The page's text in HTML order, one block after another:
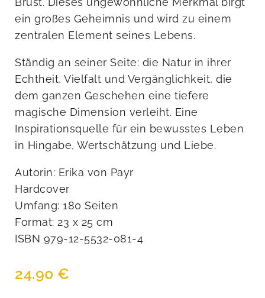
ein großes Geheimnis und wird zu einem
zentralen Element seines Lebens.
Ständig an seiner Seite: die Natur in ihrer
Echtheit, Vielfalt und Vergänglichkeit, die
dem ganzen Geschehen eine tiefere
magische Dimension verleiht. Eine
Inspirationsquelle für ein bewusstes Leben
in Hingabe, Wertschätzung und Liebe.
Autorin: Erika von Payr
Hardcover
Umfang: 180 Seiten
Format: 23 x 25 cm
ISBN 979-12-5532-081-4
24.90 €